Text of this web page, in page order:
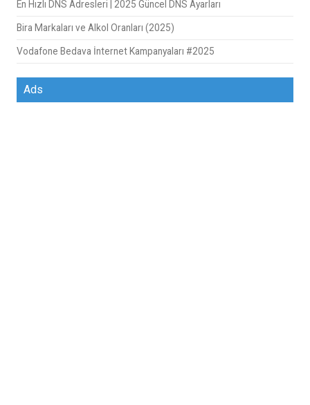
En Hızlı DNS Adresleri | 2025 Güncel DNS Ayarları
Bira Markaları ve Alkol Oranları (2025)
Vodafone Bedava İnternet Kampanyaları #2025
Ads